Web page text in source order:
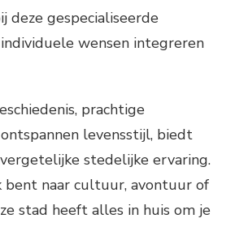
deze gespecialiseerde
wensen integreren
prachtige
levensstijl, biedt
stedelijke ervaring.
bent naar cultuur, avontuur of
stad heeft alles in huis om je